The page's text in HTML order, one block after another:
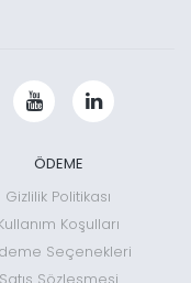
ÖDEME
Gizlilik Politikası
Koşulları
Seçenekleri
Satış Sözleşmesi